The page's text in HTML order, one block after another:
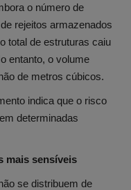
o número de
rejeitos armazenados
total de estruturas caiu
entanto, o volume
de metros cúbicos.
indica que o risco
determinadas
mais sensíveis
se distribuem de